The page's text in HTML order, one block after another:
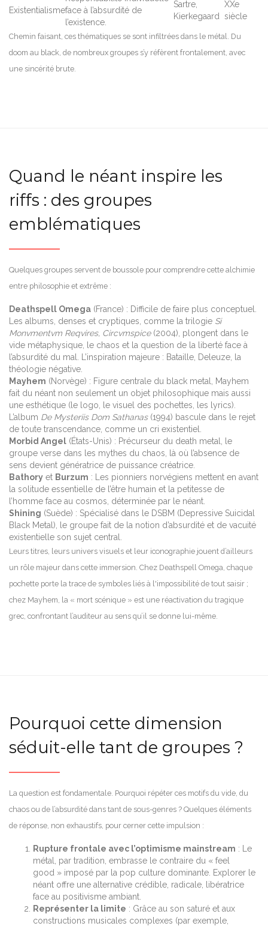
Existentialismeface à l’absurdité de
l’existence.
Sartre,
Kierkegaard
XXe
siècle
Chemin faisant, ces thématiques se sont infiltrées dans le métal. Du
doom au black, de nombreux groupes s’y réfèrent frontalement, avec
une sincérité brute.
Quand le néant inspire les
riffs : des groupes
emblématiques
Quelques groupes servent de boussole pour comprendre cette alchimie
entre philosophie et extrême :
Deathspell Omega (France) : Difficile de faire plus conceptuel.
Les albums, denses et cryptiques, comme la trilogie Si
Monvmentvm Reqvires, Circvmspice(2004), plongent dans le
vide métaphysique, le chaos et la question de la liberté face à
l’absurdité du mal. L’inspiration majeure : Bataille, Deleuze, la
théologie négative.
Mayhem (Norvège) : Figure centrale du black metal, Mayhem
fait du néant non seulement un objet philosophique mais aussi
une esthétique (le logo, le visuel des pochettes, les lyrics).
L’album De Mysteriis Dom Sathanas(1994) bascule dans le rejet
de toute transcendance, comme un cri existentiel.
Morbid Angel (États-Unis) : Précurseur du death metal, le
groupe verse dans les mythes du chaos, là où l’absence de
sens devient génératrice de puissance créatrice.
Bathory et Burzum : Les pionniers norvégiens mettent en avant
la solitude essentielle de l’être humain et la petitesse de
l’homme face au cosmos, déterminée par le néant.
Shining (Suède) : Spécialisé dans le DSBM (Depressive Suicidal
Black Metal), le groupe fait de la notion d’absurdité et de vacuité
existentielle son sujet central.
Leurs titres, leurs univers visuels et leur iconographie jouent d’ailleurs
un rôle majeur dans cette immersion. Chez Deathspell Omega, chaque
pochette porte la trace de symboles liés à l'impossibilité de tout saisir ;
chez Mayhem, la « mort scénique » est une réactivation du tragique
grec, confrontant l’auditeur au sens qu’il se donne lui-même.
Pourquoi cette dimension
séduit-elle tant de groupes ?
La question est fondamentale. Pourquoi répéter ces motifs du vide, du
chaos ou de l’absurdité dans tant de sous-genres ? Quelques éléments
de réponse, non exhaustifs, pour cerner cette impulsion :
Rupture frontale avec l’optimisme mainstream : Le
métal, par tradition, embrasse le contraire du « feel
good » imposé par la pop culture dominante. Explorer le
néant offre une alternative crédible, radicale, libératrice
face au positivisme ambiant.
Représenter la limite : Grâce au son saturé et aux
constructions musicales complexes (par exemple,